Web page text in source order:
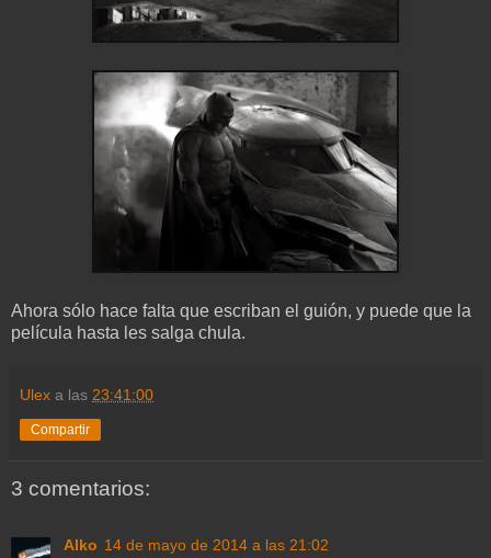
Ahora sólo hace falta que escriban el guión, y puede que la
película hasta les salga chula.
Ulex a las 23:41:00
Compartir
3 comentarios:
Alko 14 de mayo de 2014 a las 21:02